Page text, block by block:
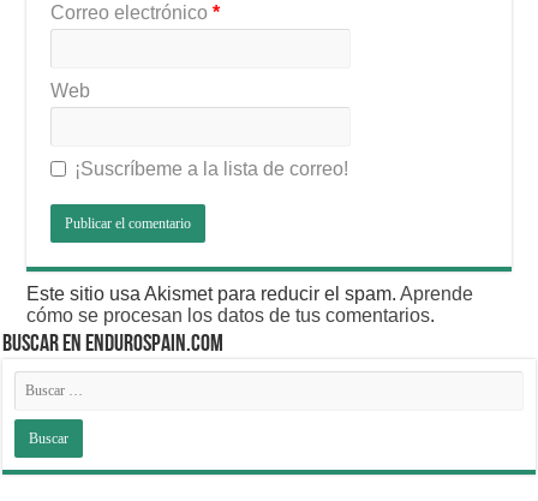
Correo electrónico*
Web
¡Suscríbeme a la lista de correo!
Este sitio usa Akismet para reducir el spam.Aprende
cómo se procesan los datos de tus comentarios.
BUSCAR EN ENDUROSPAIN.COM